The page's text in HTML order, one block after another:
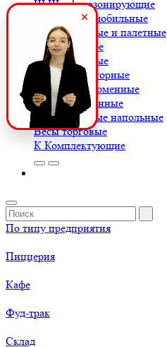
ШШкафы озонирующие
Весы автомобильные
Весы балочные и палетные
Весы для кофе
Весы крановые
Весы лабораторные
Весы платформенные
Весы порционные
Весы товарные напольные
Весы торговые
К Комплектующие
По типу предприятия
Пиццерия
Кафе
Фуд-трак
Склад